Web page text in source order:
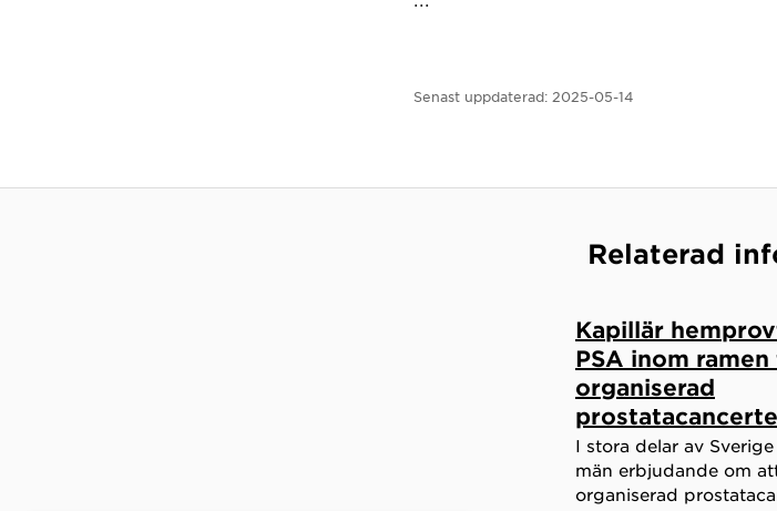
Senast uppdaterad: 2025-05-14
Relaterad
Kapillär
PSA inom
organiserad
I stora delar av
män erbjudande om
organiserad